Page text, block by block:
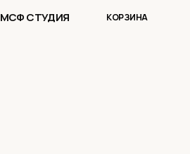
МСФ СТУДИЯ КОРЗИНА